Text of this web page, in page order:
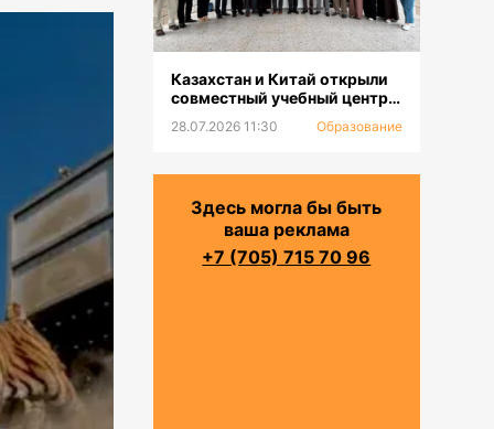
Казахстан и Китай открыли
совместный учебный центр
квалификации и
28.07.2026 11:30 Образование
Здесь могла бы быть
ваша реклама
+7 (705) 715 70 96